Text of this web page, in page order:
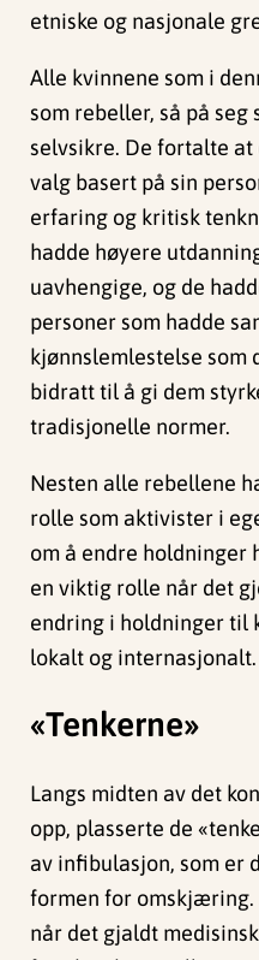
etniske og nasjonale
Alle kvinnene som i
som rebeller, så på seg
selvsikre. De fortalte
valg basert på sin
erfaring og kritisk
hadde høyere
uavhengige, og de
personer som hadde
kjønnslemlestelse som
bidratt til å gi dem
tradisjonelle normer.
Nesten alle rebellene
rolle som aktivister i
om å endre holdninger
en viktig rolle når det
endring i holdninger til
lokalt og internasjonalt.
«Tenkerne»
Langs midten av det
opp, plasserte de
av infibulasjon, som er
formen for omskjæring.
når det gjaldt